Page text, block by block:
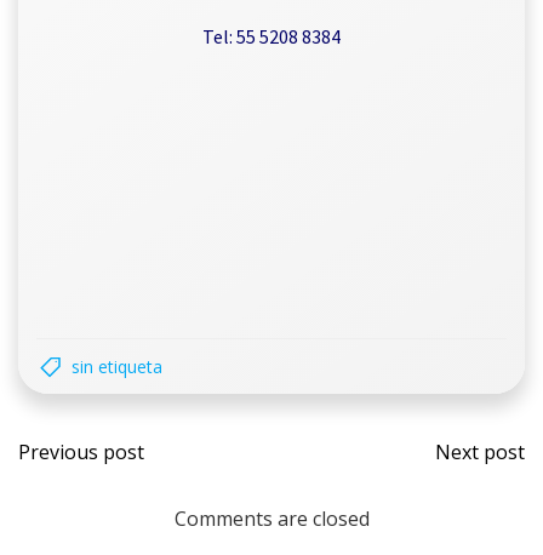
Tel: 55 5208 8384
sin etiqueta
Previous post Next post
Comments are closed